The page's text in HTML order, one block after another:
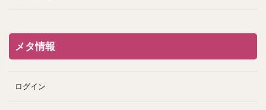
メタ情報
ログイン